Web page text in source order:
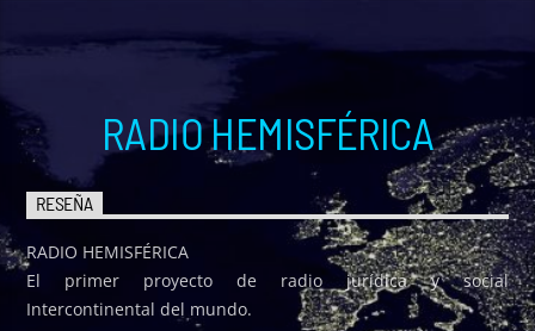
RADIO HEMISFÉRICA
RESEÑA
RADIO HEMISFÉRICA
El primer proyecto de radio jurídica y social
Intercontinental del mundo.